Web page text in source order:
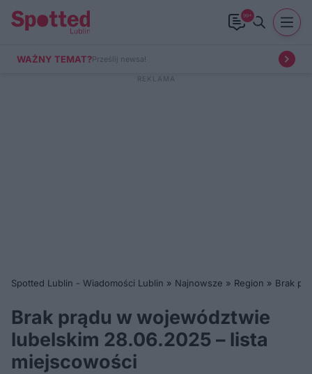
99+
WAŻNY TEMAT?Prześlij newsa!
Spotted Lublin - Wiadomości Lublin » Najnowsze » Region » Brak
Brak prądu w województwie
lubelskim 28.06.2025 – lista
miejscowości